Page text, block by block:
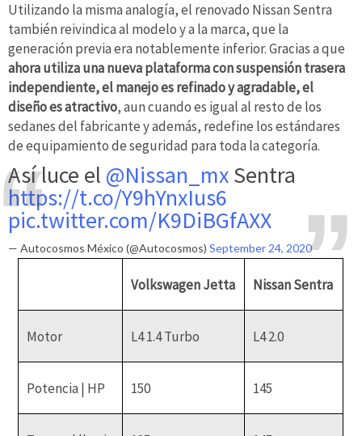
Utilizando la misma analogía, el renovado Nissan Sentra
también reivindica al modelo y a la marca, que la
generación previa era notablemente inferior. Gracias a que
ahora utiliza una nueva plataforma con suspensión trasera
independiente, el manejo es refinado y agradable, el
diseño es atractivo, aun cuando es igual al resto de los
sedanes del fabricante y además, redefine los estándares
de equipamiento de seguridad para toda la categoría.
Así luce el @Nissan_mxSentra
https://t.co/Y9hYnxIus6
pic.twitter.com/K9DiBGfAXX
— Autocosmos México (@Autocosmos) September 24, 2020
Volkswagen Jetta Nissan Sentra
Motor L4 1.4 Turbo L4 2.0
Potencia | HP 150 145